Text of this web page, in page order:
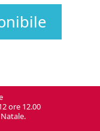
ore 12.00